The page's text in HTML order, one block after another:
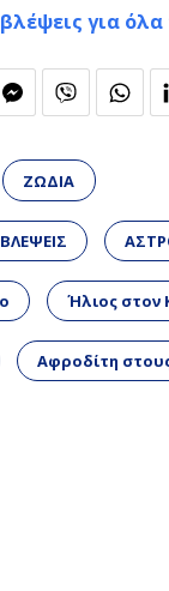
για
ΖΩΔΙΑ
Ήλιος στον
Αφροδίτη